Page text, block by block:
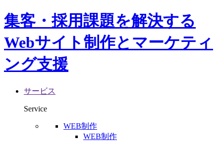
集客・採用課題を解決する
Webサイト制作とマーケティ
ング支援
サービス
Service
WEB制作
WEB制作